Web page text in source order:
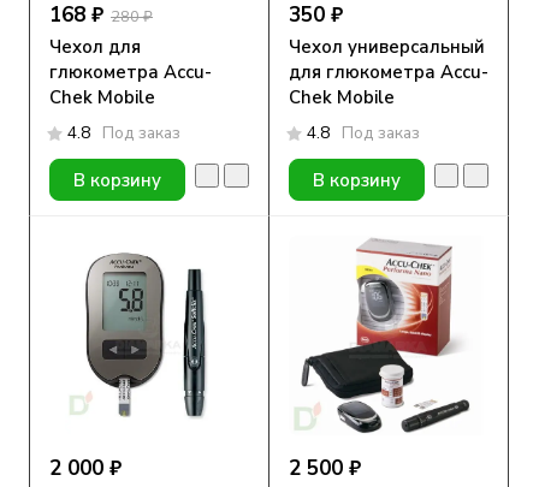
168 ₽ 280 ₽
Чехол для
глюкометра Accu-
Chek Mobile
4.8 Под заказ
В корзину
350 ₽
Чехол универсальный
для глюкометра Accu-
Chek Mobile
4.8 Под заказ
В корзину
2 000 ₽ 2 500 ₽